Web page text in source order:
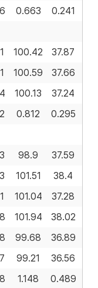
0.663 0.241
100.42 37.87
100.59 37.66
100.13 37.24
0.812 0.295
98.9 37.59
101.51 38.4
101.04 37.28
101.94 38.02
99.68 36.89
99.21 36.56
1.148 0.489